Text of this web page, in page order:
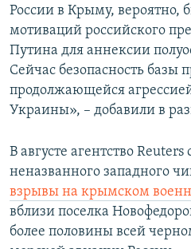
России в Крыму, вероятно,
мотиваций российского
Путина для аннексии
Сейчас безопасность базы
продолжающейся
Украины», – добавили в
В августе агентство
неназванного западного
взрывы на крымском
вблизи поселка
более половины всей